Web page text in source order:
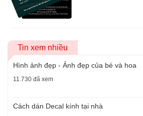
Tin xem nhiều
Hình ảnh đẹp - Ảnh đẹp của bé và hoa
11.730 đã xem
Cách dán Decal kính tại nhà